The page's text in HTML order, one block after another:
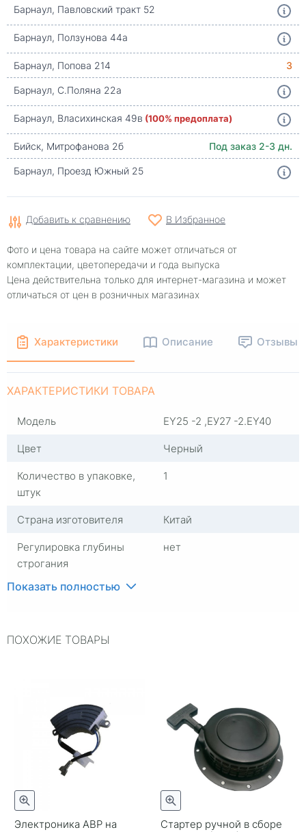
Барнаул, Павловский тракт 52
Барнаул, Ползунова 44а
Барнаул, Попова 214
3
Барнаул, С.Поляна 22а
Барнаул, Власихинская 49в (100% предоплата)
Бийск, Митрофанова 2б
Под заказ 2-3 дн.
Барнаул, Проезд Южный 25
Добавить к сравнению В Избранное
Фото и цена товара на сайте может отличаться от
комплектации, цветопередачи и года выпуска
Цена действительна только для интернет-магазина и может
отличаться от цен в розничных магазинах
Характеристики Описание Отзывы
ХАРАКТЕРИСТИКИ ТОВАРА
Модель
EY25 -2 ,ЕУ27 -2.EY40
Цвет
Черный
Количество в упаковке,
штук
1
Страна изготовителя
Китай
Регулировка глубины
строгания
нет
Показать полностью
ПОХОЖИЕ ТОВАРЫ
Электроника АВР на
Стартер ручной в сборе